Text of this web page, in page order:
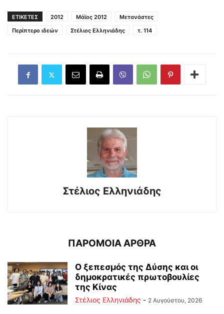
ΕΤΙΚΕΤΕΣ 2012 Μάϊος 2012
Μετανάστες
Περίπτερο ιδεών
Στέλιος Ελληνιάδης τ. 114
Στέλιος Ελληνιάδης
ΠΑΡΟΜΟΙΑ ΑΡΘΡΑ
Ο ξεπεσμός της Δύσης και οι
δημοκρατικές πρωτοβουλίες
της Κίνας
Στέλιος Ελληνιάδης - 2 Αυγούστου, 2026